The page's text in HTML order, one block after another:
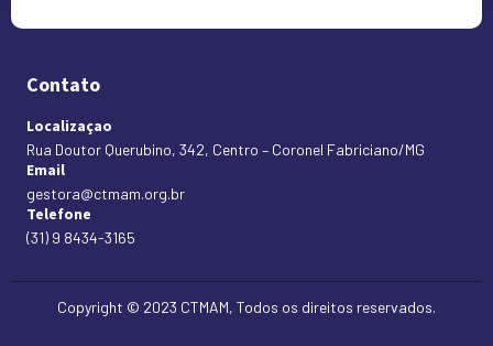
Contato
Localizaçao
Rua Doutor Querubino, 342, Centro – Coronel Fabriciano/MG
Email
gestora@ctmam.org.br
Telefone
(31) 9 8434-3165
Copyright © 2023 CTMAM, Todos os direitos reservados.